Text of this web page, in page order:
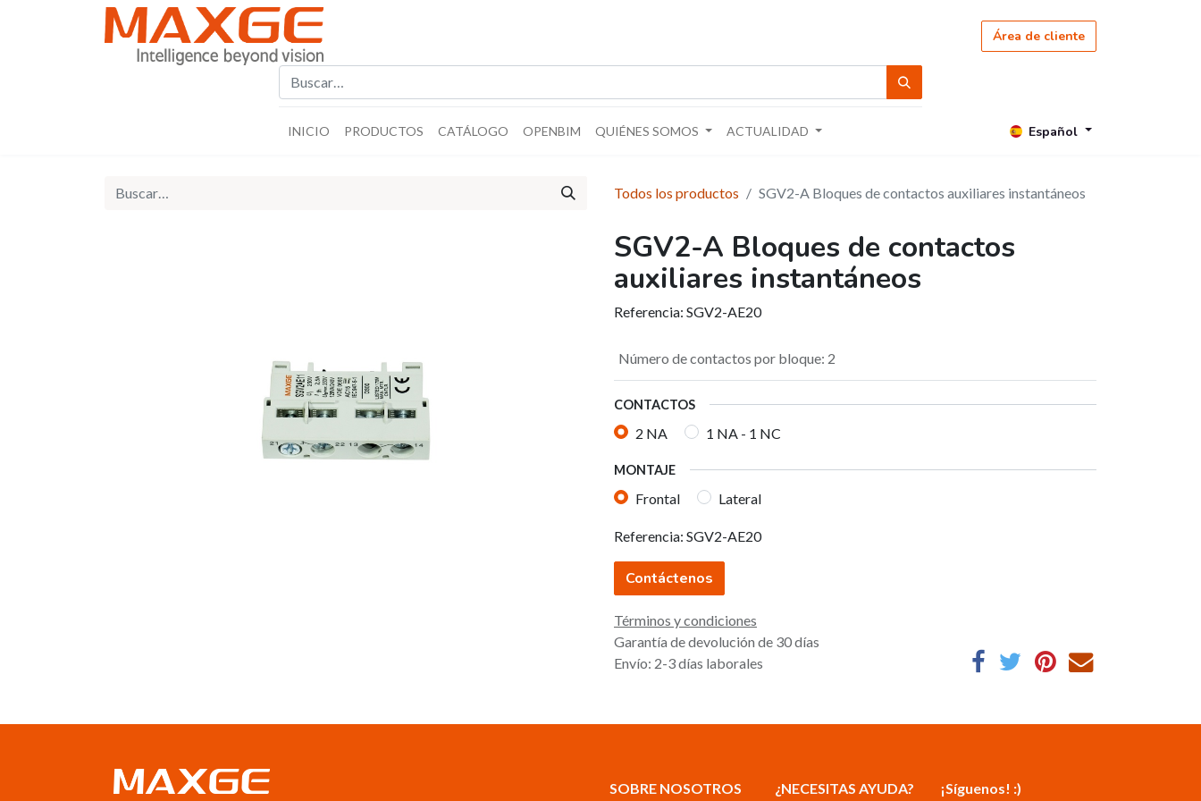
Área de cliente
INICIO PRODUCTOS CATÁLOGO OPENBIM QUIÉNES SOMOS ACTUALIDAD Español
Todos los productos SGV2-A Bloques de contactos auxiliares instantáneos
SGV2-A Bloques de contactos
auxiliares instantáneos
Referencia: SGV2-AE20
Número de contactos por bloque: 2
CONTACTOS
2 NA 1 NA - 1 NC
MONTAJE
Frontal Lateral
Referencia: SGV2-AE20
Contáctenos
Términos y condiciones
Garantía de devolución de 30 días
Envío: 2-3 días laborales
SOBRE NOSOTROS ¿NECESITAS AYUDA? ¡Síguenos! :)